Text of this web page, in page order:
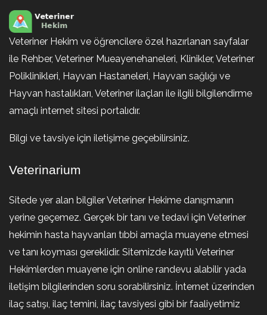
Veteriner Hekim ve öğrencilere özel hazırlanan sayfalar
ile Rehber, Veteriner Mueayenehaneleri, Klinikler, Veteriner
Poliklinikleri, Hayvan Hastaneleri, Hayvan sağlığı ve
Hayvan hastalıkları, Veteriner ilaçları ile ilgili bilgilendirme
amaçlı internet sitesi portalıdır.
Bilgi ve tavsiye için iletişime geçebilirsiniz.
Veterinarium
Sitede yer alan bilgiler Veteriner Hekime danışmanın
yerine geçemez. Gerçek bir tanı ve tedavi için Veteriner
hekimin hasta hayvanları tıbbi amaçla muayene etmesi
ve tanı koyması gereklidir. Sitemizde kayıtlı Veteriner
Hekimlerden muayene için online randevu alabilir yada
iletişim bilgilerinden soru sorabilirsiniz. İnternet üzerinden
ilaç satışı, ilaç temini, ilaç tavsiyesi gibi bir faaliyetimiz